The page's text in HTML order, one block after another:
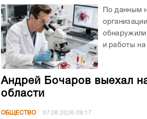
По данным
и работы
Андрей Бочаров выехал
области
ОБЩЕСТВО 07.08.2026 09:17